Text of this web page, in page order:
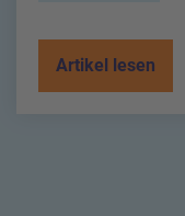
Artikel lesen